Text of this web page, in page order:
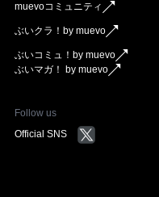
muevoコミュニティ
ぶいクラ！by muevo
ぶいコミュ！by muevo
ぶいマガ！ by muevo
Follow us
Official SNS